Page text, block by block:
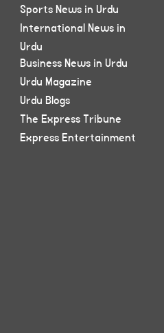
Sports News in Urdu
International News in
Urdu
Business News in Urdu
Urdu Magazine
Urdu Blogs
The Express Tribune
Express Entertainment